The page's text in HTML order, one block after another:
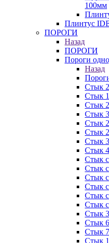
100мм
Плинтус
ПОРОГИ
Назад
ПОРОГИ
Пороги
Назад
Стык
Стык
Стык
Стык
Стык
Стык
Стык
Стык
Стык
Стык
Стык
Стык
Стык
Стык
Стык
Стык
Стык
Стык